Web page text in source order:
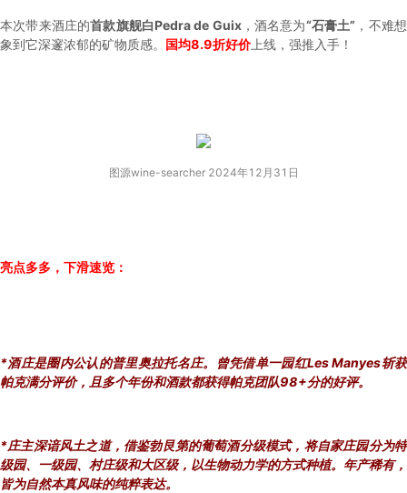
本次带来酒庄的首款旗舰白Pedra de Guix，酒名意为“石膏土” ，不难想
象到它深邃浓郁的矿物质感。 国均8.9折好价上线，强推入手！
图源wine-searcher 2024年12月31日
亮点多多，下滑速览：
*酒庄是圈内公认的普里奥拉托名庄。曾凭借单一园红Les Manyes斩获
帕克满分评价，且多个年份和酒款都获得帕克团队98+分的好评。
*庄主深谙风土之道，借鉴勃艮第的葡萄酒分级模式，将自家庄园分为特
级园、一级园、村庄级和大区级，以生物动力学的方式种植。年产稀有，
皆为自然本真风味的纯粹表达。